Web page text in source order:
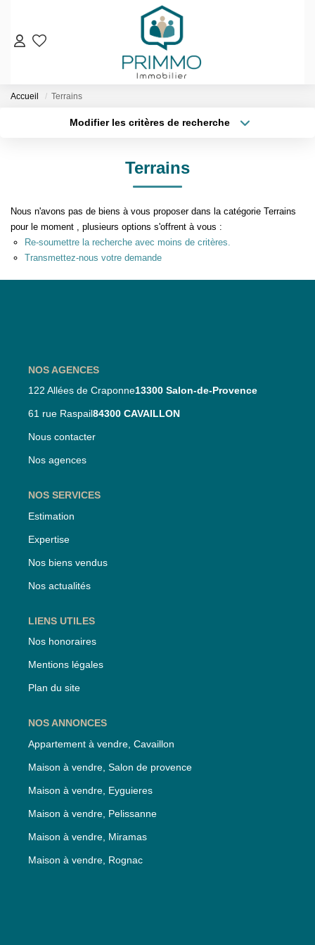
VENTES
Nos Biens Vendus
LOCATIONS
NOS AGENCES
Qui Sommes-Nous
CONTACT
Accueil Terrains
Modifier les critères de recherche
Plus de critères Créer une alerte
Terrains
Nous n'avons pas de biens à vous proposer dans la catégorie Terrains
pour le moment , plusieurs options s'offrent à vous :
Re-soumettre la recherche avec moins de critères.
Transmettez-nous votre demande
NOS AGENCES
122 Allées de Craponne13300 Salon-de-Provence
61 rue Raspail84300 CAVAILLON
Nous contacter
Nos agences
NOS SERVICES
Estimation
Expertise
Nos biens vendus
Nos actualités
LIENS UTILES
Nos honoraires
Mentions légales
Plan du site
NOS ANNONCES
Appartement à vendre, Cavaillon
Maison à vendre, Salon de provence
Maison à vendre, Eyguieres
Maison à vendre, Pelissanne
Maison à vendre, Miramas
Maison à vendre, Rognac